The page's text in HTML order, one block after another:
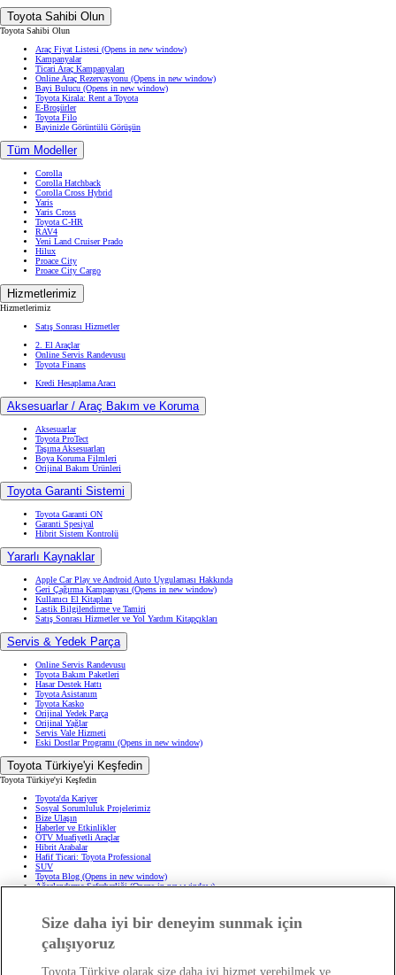
Toyota Sahibi Olun
Toyota Sahibi Olun
Araç Fiyat Listesi (Opens in new window)
Kampanyalar
Ticari Araç Kampanyaları
Online Araç Rezervasyonu (Opens in new window)
Bayi Bulucu (Opens in new window)
Toyota Kirala: Rent a Toyota
E-Broşürler
Toyota Filo
Bayinizle Görüntülü Görüşün
Tüm Modeller
Corolla
Corolla Hatchback
Corolla Cross Hybrid
Yaris
Yaris Cross
Toyota C-HR
RAV4
Yeni Land Cruiser Prado
Hilux
Proace City
Proace City Cargo
Hizmetlerimiz
Hizmetlerimiz
Satış Sonrası Hizmetler
2. El Araçlar
Online Servis Randevusu
Toyota Finans
Kredi Hesaplama Aracı
Aksesuarlar / Araç Bakım ve Koruma
Aksesuarlar
Toyota ProTect
Taşıma Aksesuarları
Boya Koruma Filmleri
Orijinal Bakım Ürünleri
Toyota Garanti Sistemi
Toyota Garanti ON
Garanti Spesiyal
Hibrit Sistem Kontrolü
Yararlı Kaynaklar
Apple Car Play ve Android Auto Uygulaması Hakkında
Geri Çağırma Kampanyası (Opens in new window)
Kullanıcı El Kitapları
Lastik Bilgilendirme ve Tamiri
Satış Sonrası Hizmetler ve Yol Yardım Kitapçıkları
Servis & Yedek Parça
Online Servis Randevusu
Toyota Bakım Paketleri
Hasar Destek Hattı
Toyota Asistanım
Toyota Kasko
Orijinal Yedek Parça
Orijinal Yağlar
Servis Vale Hizmeti
Eski Dostlar Programı (Opens in new window)
Toyota Türkiye'yi Keşfedin
Toyota Türkiye'yi Keşfedin
Toyota'da Kariyer
Sosyal Sorumluluk Projelerimiz
Bize Ulaşın
Haberler ve Etkinlikler
ÖTV Muafiyetli Araçlar
Hibrit Arabalar
Hafif Ticari: Toyota Professional
SUV
Toyota Blog (Opens in new window)
Ağaçlandırma Seferberliği(Opens in new window)
Yasal Bilgilendirme
Yasal Uyarı ve Bilgilendirme
Çerez Politikası
Kişisel Veri Paylaşımı ve İletişim İzni
Size daha iyi bir deneyim sunmak için
çalışıyoruz
Toyota Türkiye olarak size daha iyi hizmet verebilmek ve